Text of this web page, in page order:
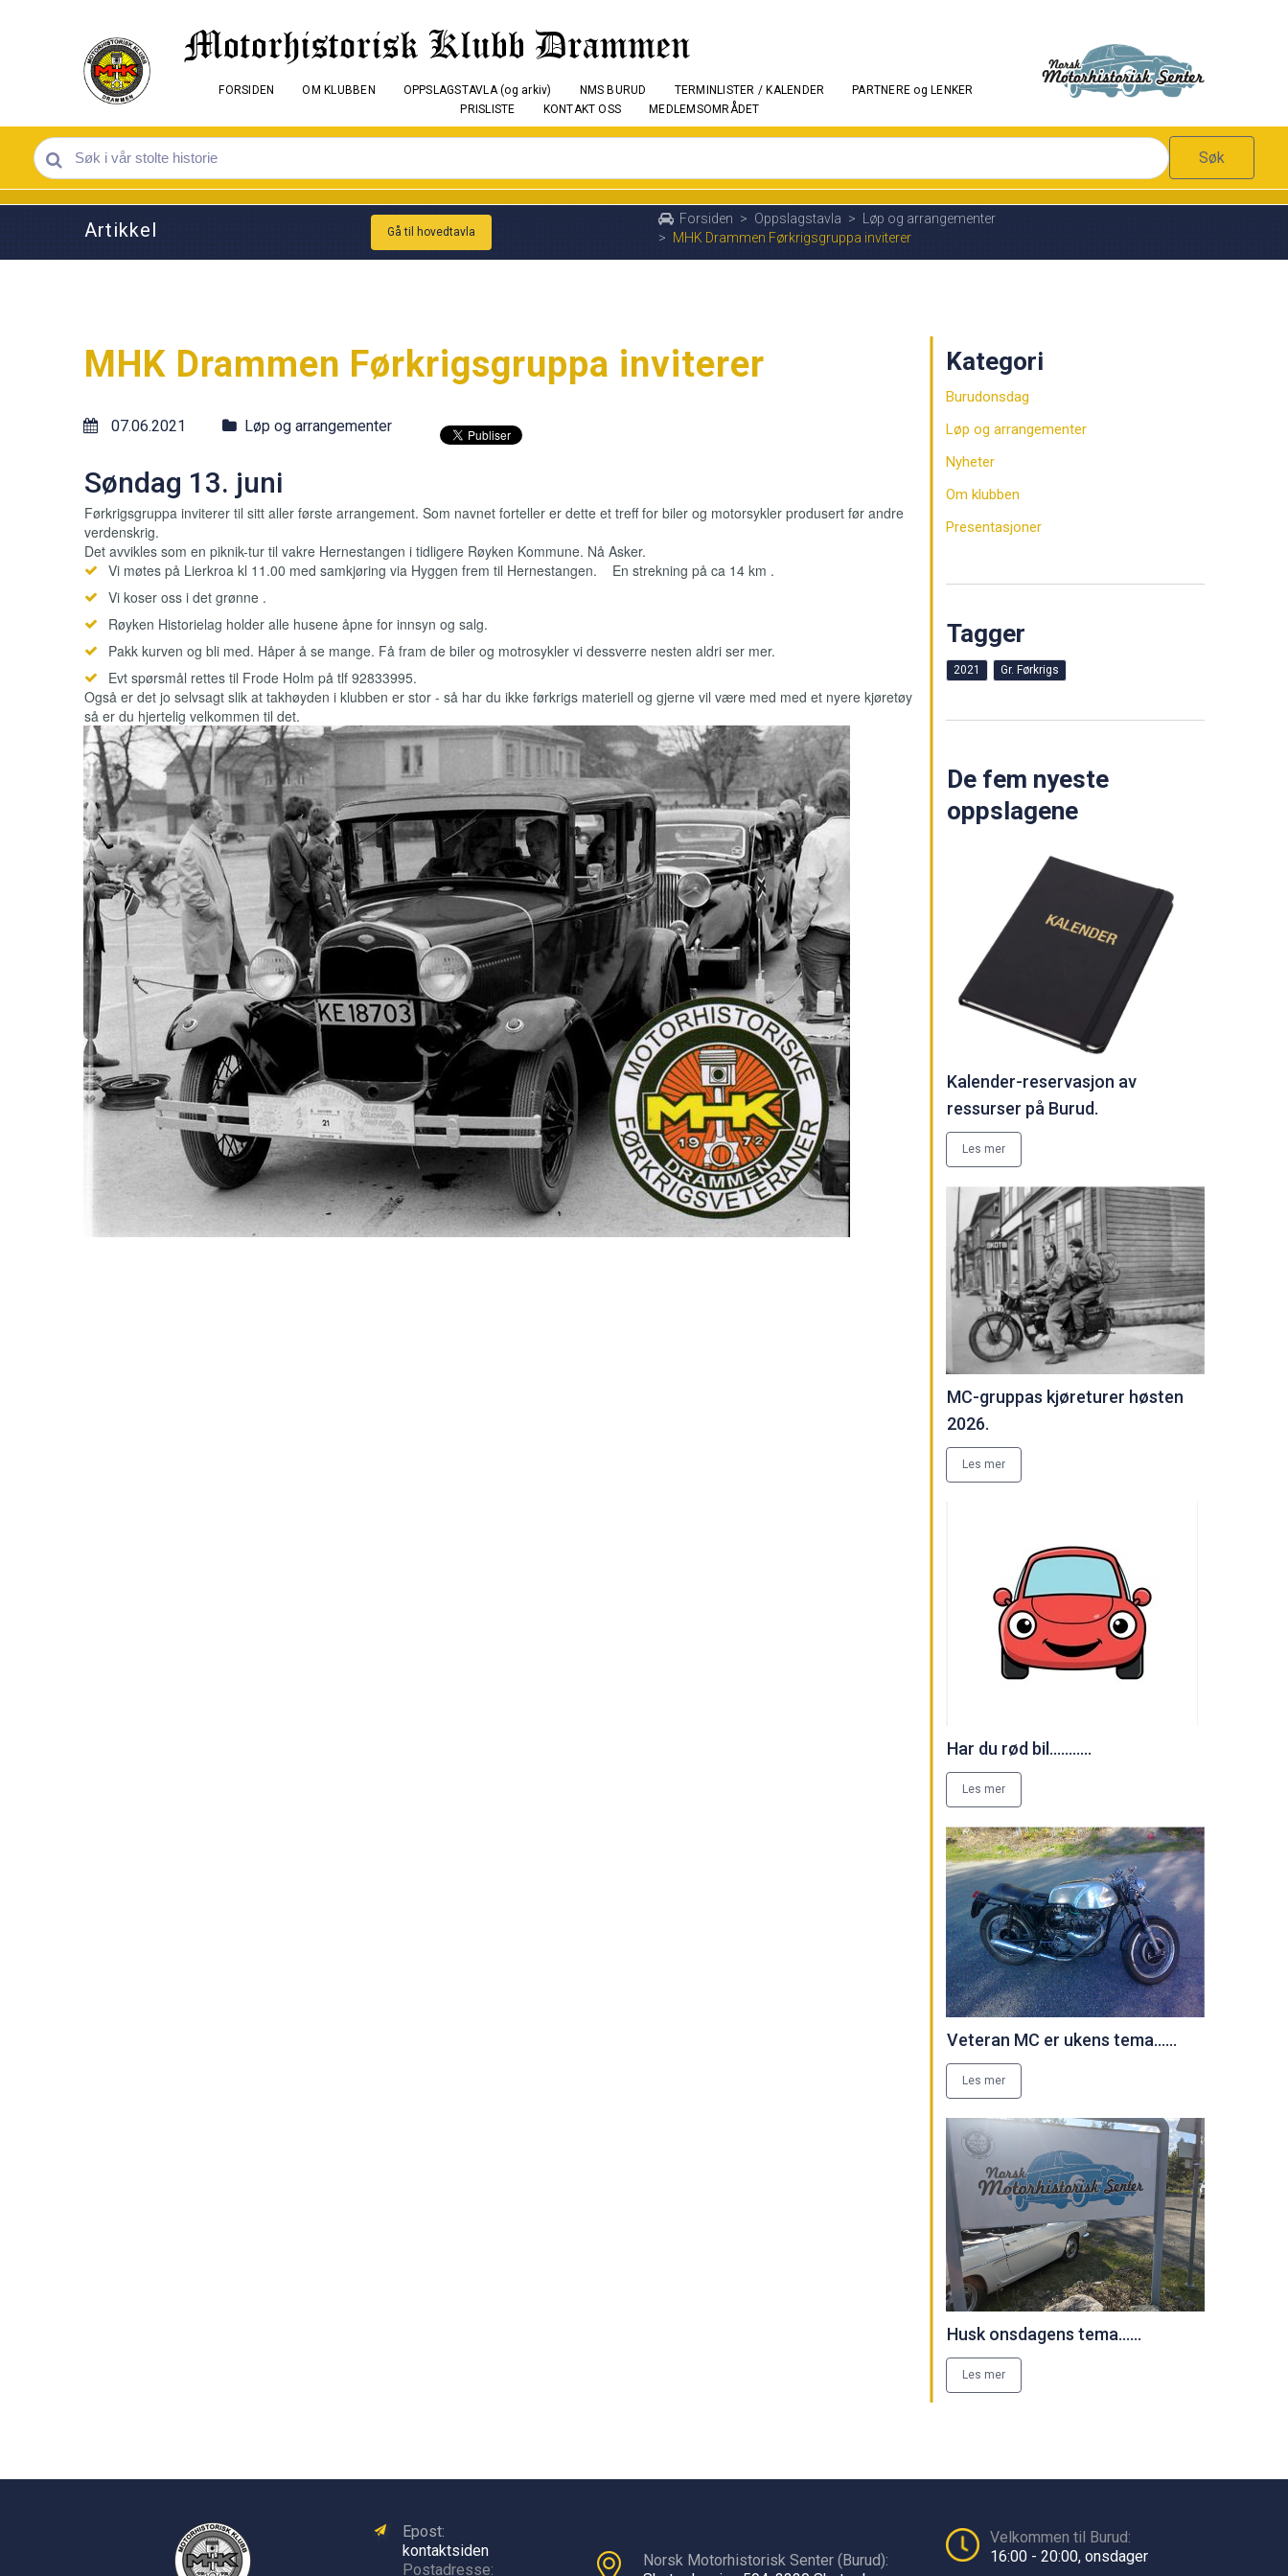
FORSIDEN OM KLUBBEN OPPSLAGSTAVLA (og arkiv) NMS BURUD TERMINLISTER / KALENDER
PARTNERE og LENKER
PRISLISTE
KONTAKT OSS MEDLEMSOMRÅDET
Søk
Artikkel Gå til hovedtavla
Forsiden > Oppslagstavla >
Løp og arrangementer
> MHK Drammen Førkrigsgruppa inviterer
MHK Drammen Førkrigsgruppa inviterer
07.06.2021 Løp og arrangementer
Søndag 13. juni
Førkrigsgruppa inviterer til sitt aller første arrangement. Som navnet forteller er dette et treff for biler og motorsykler produsert før andre
verdenskrig.
Det avvikles som en piknik-tur til vakre Hernestangen i tidligere Røyken Kommune. Nå Asker.
Vi møtes på Lierkroa kl 11.00 med samkjøring via Hyggen frem til Hernestangen. En strekning på ca 14 km .
Vi koser oss i det grønne .
Røyken Historielag holder alle husene åpne for innsyn og salg.
Pakk kurven og bli med. Håper å se mange. Få fram de biler og motrosykler vi dessverre nesten aldri ser mer.
Evt spørsmål rettes til Frode Holm på tlf 92833995.
Også er det jo selvsagt slik at takhøyden i klubben er stor - så har du ikke førkrigs materiell og gjerne vil være med med et nyere kjøretøy
så er du hjertelig velkommen til det.
Kategori
Burudonsdag
Løp og arrangementer
Nyheter
Om klubben
Presentasjoner
Tagger
2021 Gr. Førkrigs
De fem nyeste
oppslagene
Kalender-reservasjon av
ressurser på Burud.
Les mer
MC-gruppas kjøreturer høsten
2026.
Les mer
Har du rød bil...........
Les mer
Veteran MC er ukens tema......
Les mer
Husk onsdagens tema......
Les mer
Epost:
kontaktsiden
Postadresse:
Norsk Motorhistorisk Senter (Burud):
Velkommen til Burud:
16:00 - 20:00, onsdager